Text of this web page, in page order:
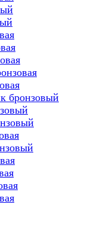
бронзовый